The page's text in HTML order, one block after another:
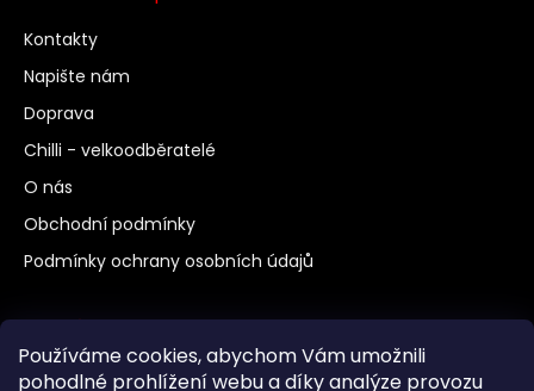
Používáme cookies, abychom Vám umožnili
pohodlné prohlížení webu a díky analýze provozu
Kontakty
Napište nám
Doprava
Chilli - velkoodběratelé
O nás
Obchodní podmínky
Podmínky ochrany osobních údajů
Další odkazy
Chilli a pěstování